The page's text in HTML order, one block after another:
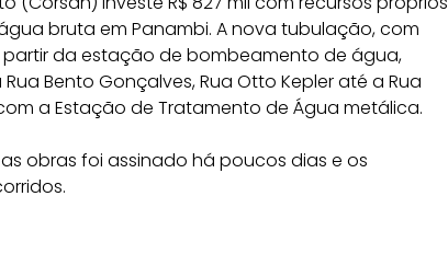
bruta em Panambi. A nova tubulação, com
da estação de bombeamento de água,
Bento Gonçalves, Rua Otto Kepler até a Rua
a Estação de Tratamento de Água metálica.
obras foi assinado há poucos dias e os